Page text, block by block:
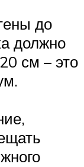
до
должно
см – это